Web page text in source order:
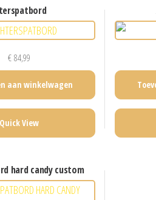
€84,99
aan winkelwagen
Quick View
hard candy custom